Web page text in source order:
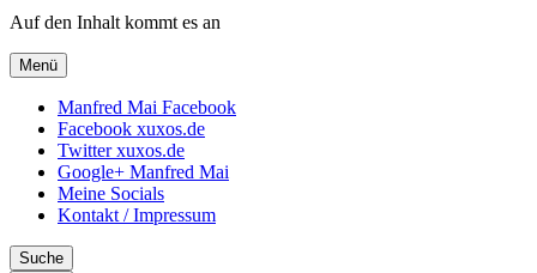
Auf den Inhalt kommt es an
Menü
Manfred Mai Facebook
Facebook xuxos.de
Twitter xuxos.de
Google+ Manfred Mai
Meine Socials
Kontakt / Impressum
Suche